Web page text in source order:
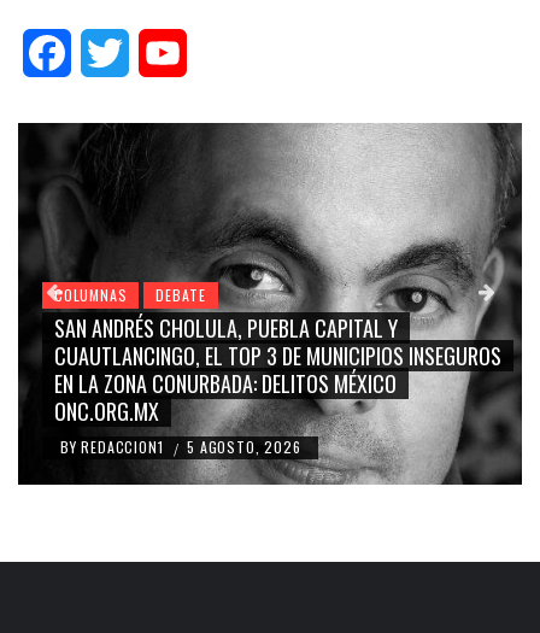
FacebookTwitter
COLUMNAS DEBATE
GRACE PALOMARES, NAY SALVATORI, SERGIO MAYER,
CARMEN SALINAS “LA CORCHOLATA”, CUAUHTÉMOC
BLANCO, SILVIA PINAL: LA TRIVIALIZACIÓN Y
RIDICULIZACIÓN DE LA REPRESENTACIÓN CIUDADANA
BY REDACCION1 / 4 AGOSTO, 2026